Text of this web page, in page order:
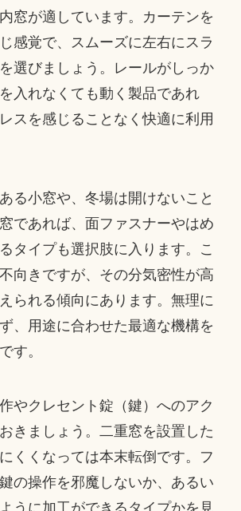
窓が適しています。カーテンを
感覚で、スムーズに左右にスラ
選びましょう。レールがしっか
入れなくても動く製品であれ
スを感じることなく快適に利用
る小窓や、冬場は開けないこと
であれば、面ファスナーやはめ
タイプも選択肢に入ります。こ
向きですが、その分気密性が高
られる傾向にあります。無理に
、用途に合わせた最適な機構を
す。
やクレセント錠（鍵）へのアク
きましょう。二重窓を設置した
くくなっては本末転倒です。フ
の操作を邪魔しないか、あるい